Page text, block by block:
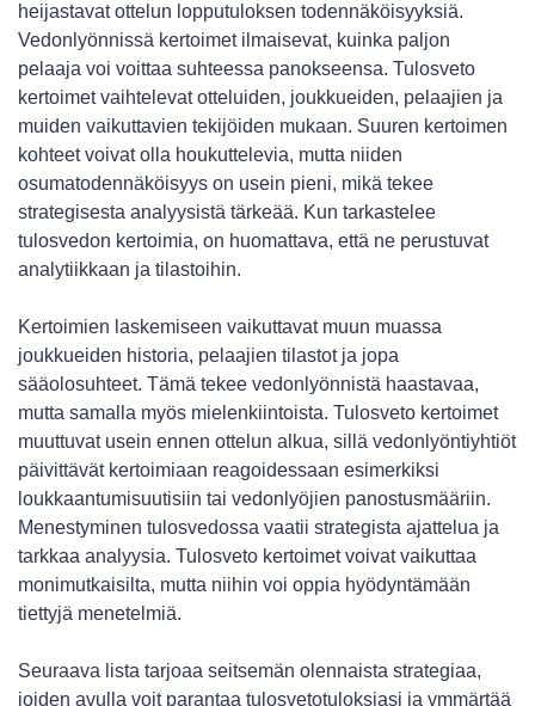
heijastavat ottelun lopputuloksen todennäköisyyksiä.
Vedonlyönnissä kertoimet ilmaisevat, kuinka paljon
pelaaja voi voittaa suhteessa panokseensa. Tulosveto
kertoimet vaihtelevat otteluiden, joukkueiden, pelaajien ja
muiden vaikuttavien tekijöiden mukaan. Suuren kertoimen
kohteet voivat olla houkuttelevia, mutta niiden
osumatodennäköisyys on usein pieni, mikä tekee
strategisesta analyysistä tärkeää. Kun tarkastelee
tulosvedon kertoimia, on huomattava, että ne perustuvat
analytiikkaan ja tilastoihin.
Kertoimien laskemiseen vaikuttavat muun muassa
joukkueiden historia, pelaajien tilastot ja jopa
sääolosuhteet. Tämä tekee vedonlyönnistä haastavaa,
mutta samalla myös mielenkiintoista. Tulosveto kertoimet
muuttuvat usein ennen ottelun alkua, sillä vedonlyöntiyhtiöt
päivittävät kertoimiaan reagoidessaan esimerkiksi
loukkaantumisuutisiin tai vedonlyöjien panostusmääriin.
Menestyminen tulosvedossa vaatii strategista ajattelua ja
tarkkaa analyysia. Tulosveto kertoimet voivat vaikuttaa
monimutkaisilta, mutta niihin voi oppia hyödyntämään
tiettyjä menetelmiä.
Seuraava lista tarjoaa seitsemän olennaista strategiaa,
joiden avulla voit parantaa tulosvetotuloksiasi ja ymmärtää